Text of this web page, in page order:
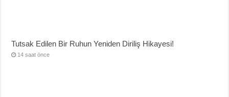
Tutsak Edilen Bir Ruhun Yeniden Diriliş Hikayesi!
14 saat önce